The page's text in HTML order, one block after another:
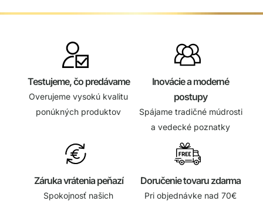
Testujeme, čo predávame
Overujeme vysokú kvalitu
ponúkných produktov
Inovácie a moderné
postupy
Spájame tradičné múdrosti
a vedecké poznatky
Záruka vrátenia peňazí
Spokojnosť našich
Doručenie tovaru zdarma
Pri objednávke nad 70€